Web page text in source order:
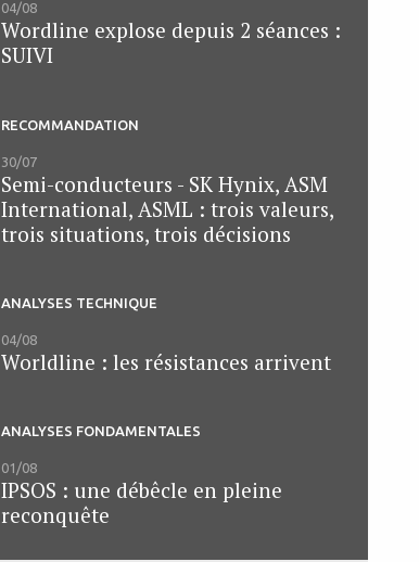
04/08
Wordline explose depuis 2 séances :
SUIVI
RECOMMANDATION
30/07
Semi-conducteurs - SK Hynix, ASM
International, ASML : trois valeurs,
trois situations, trois décisions
ANALYSES TECHNIQUE
04/08
Worldline : les résistances arrivent
ANALYSES FONDAMENTALES
01/08
IPSOS : une débêcle en pleine
reconquête